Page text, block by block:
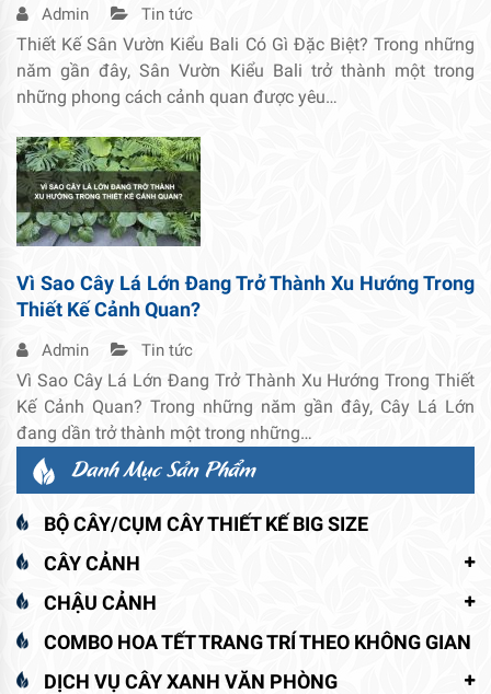
Admin Tin tức
Thiết Kế Sân Vườn Kiểu Bali Có Gì Đặc Biệt? Trong những
năm gần đây, Sân Vườn Kiểu Bali trở thành một trong
những phong cách cảnh quan được yêu…
Vì Sao Cây Lá Lớn Đang Trở Thành Xu Hướng Trong
Thiết Kế Cảnh Quan?
Admin Tin tức
Vì Sao Cây Lá Lớn Đang Trở Thành Xu Hướng Trong Thiết
Kế Cảnh Quan? Trong những năm gần đây, Cây Lá Lớn
đang dần trở thành một trong những…
Danh Mục Sản Phẩm
BỘ CÂY/CỤM CÂY THIẾT KẾ BIG SIZE
CÂY CẢNH
CHẬU CẢNH
COMBO HOA TẾT TRANG TRÍ THEO KHÔNG GIAN
DỊCH VỤ CÂY XANH VĂN PHÒNG